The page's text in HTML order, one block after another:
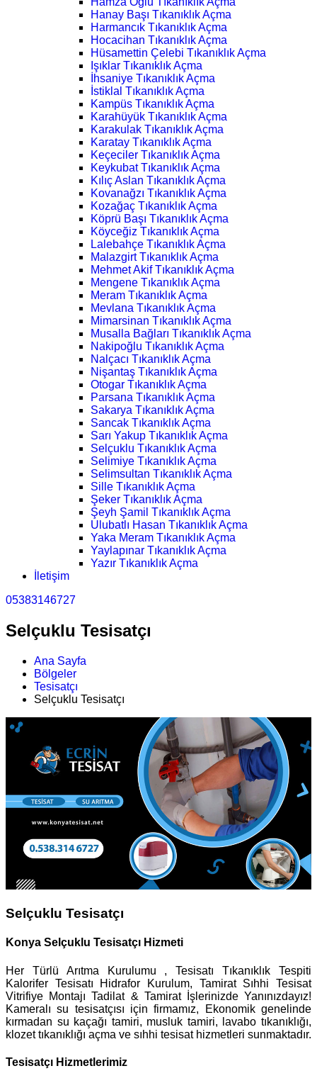
Hanay Başı Tıkanıklık Açma
Harmancık Tıkanıklık Açma
Hocacihan Tıkanıklık Açma
Hüsamettin Çelebi Tıkanıklık Açma
Işıklar Tıkanıklık Açma
İhsaniye Tıkanıklık Açma
İstiklal Tıkanıklık Açma
Kampüs Tıkanıklık Açma
Karahüyük Tıkanıklık Açma
Karakulak Tıkanıklık Açma
Karatay Tıkanıklık Açma
Keçeciler Tıkanıklık Açma
Keykubat Tıkanıklık Açma
Kılıç Aslan Tıkanıklık Açma
Kovanağzı Tıkanıklık Açma
Kozağaç Tıkanıklık Açma
Köprü Başı Tıkanıklık Açma
Köyceğiz Tıkanıklık Açma
Lalebahçe Tıkanıklık Açma
Malazgirt Tıkanıklık Açma
Mehmet Akif Tıkanıklık Açma
Mengene Tıkanıklık Açma
Meram Tıkanıklık Açma
Mevlana Tıkanıklık Açma
Mimarsinan Tıkanıklık Açma
Musalla Bağları Tıkanıklık Açma
Nakipoğlu Tıkanıklık Açma
Nalçacı Tıkanıklık Açma
Nişantaş Tıkanıklık Açma
Otogar Tıkanıklık Açma
Parsana Tıkanıklık Açma
Sakarya Tıkanıklık Açma
Sancak Tıkanıklık Açma
Sarı Yakup Tıkanıklık Açma
Selçuklu Tıkanıklık Açma
Selimiye Tıkanıklık Açma
Selimsultan Tıkanıklık Açma
Sille Tıkanıklık Açma
Şeker Tıkanıklık Açma
Şeyh Şamil Tıkanıklık Açma
Ulubatlı Hasan Tıkanıklık Açma
Yaka Meram Tıkanıklık Açma
Yaylapınar Tıkanıklık Açma
Yazır Tıkanıklık Açma
İletişim
05383146727
Selçuklu Tesisatçı
Ana Sayfa
Bölgeler
Tesisatçı
Selçuklu Tesisatçı
Selçuklu Tesisatçı
Konya Selçuklu Tesisatçı Hizmeti
Her Türlü Arıtma Kurulumu , Tesisatı Tıkanıklık Tespiti
Kalorifer Tesisatı Hidrafor Kurulum, Tamirat Sıhhi Tesisat
Vitrifiye Montajı Tadilat & Tamirat İşlerinizde Yanınızdayız!
Kameralı su tesisatçısı için firmamız, Ekonomik genelinde
kırmadan su kaçağı tamiri, musluk tamiri, lavabo tıkanıklığı,
klozet tıkanıklığı açma ve sıhhi tesisat hizmetleri sunmaktadır.
Tesisatçı Hizmetlerimiz